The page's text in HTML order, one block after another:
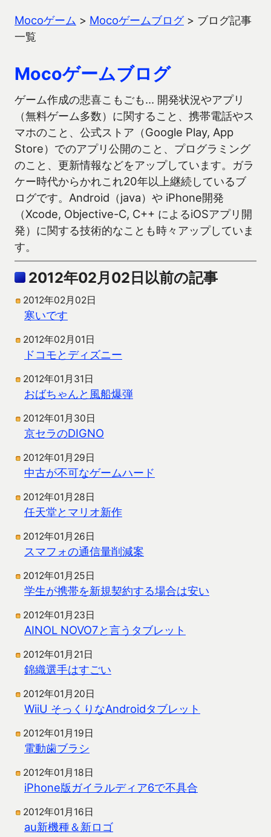
Mocoゲーム > Mocoゲームブログ> ブログ記事
一覧
Mocoゲームブログ
ゲーム作成の悲喜こもごも… 開発状況やアプリ
（無料ゲーム多数）に関すること、携帯電話やス
マホのこと、公式ストア（Google Play, App
Store）でのアプリ公開のこと、プログラミング
のこと、更新情報などをアップしています。ガラ
ケー時代からかれこれ20年以上継続しているブ
ログです。Android（java）や iPhone開発
（Xcode, Objective-C, C++ によるiOSアプリ開
発）に関する技術的なことも時々アップしていま
す。
2012年02月02日以前の記事
2012年02月02日
寒いです
2012年02月01日
ドコモとディズニー
2012年01月31日
おばちゃんと風船爆弾
2012年01月30日
京セラのDIGNO
2012年01月29日
中古が不可なゲームハード
2012年01月28日
任天堂とマリオ新作
2012年01月26日
スマフォの通信量削減案
2012年01月25日
学生が携帯を新規契約する場合は安い
2012年01月23日
AINOL NOVO7と言うタブレット
2012年01月21日
錦織選手はすごい
2012年01月20日
WiiU そっくりなAndroidタブレット
2012年01月19日
電動歯ブラシ
2012年01月18日
iPhone版ガイラルディア6で不具合
2012年01月16日
au新機種＆新ロゴ